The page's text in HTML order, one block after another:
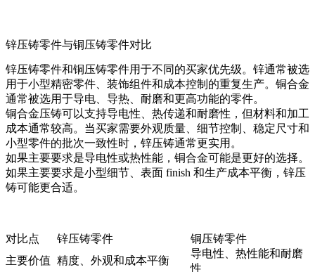
锌压铸零件与铜压铸零件对比
锌压铸零件和铜压铸零件用于不同的买家优先级。锌通常被选
用于小型精密零件、装饰组件和成本控制的重复生产。铜合金
通常被选用于导电、导热、耐磨和更高功能的零件。
铜合金压铸可以支持导电性、热传递和耐磨性，但材料和加工
成本通常较高。当买家需要外观质量、细节控制、稳定尺寸和
小型零件的批次一致性时，锌压铸通常更实用。
如果主要要求是导电性或热性能，铜合金可能是更好的选择。
如果主要要求是小型细节、表面 finish 和生产成本平衡，锌压
铸可能更合适。
对比点 锌压铸零件
铜压铸零件
主要价值 精度、外观和成本平衡
导电性、热性能和耐磨
性